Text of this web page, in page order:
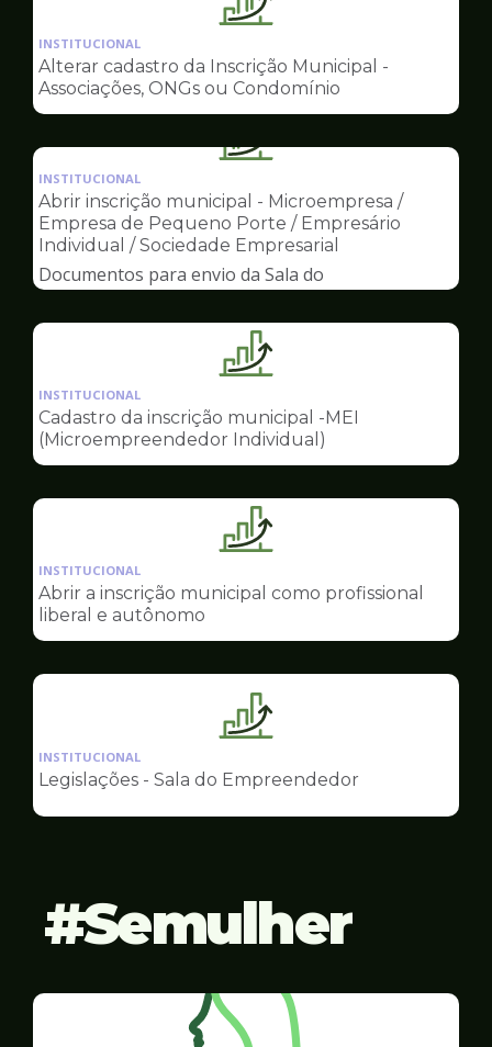
Ilustração
pagina
de
Sala
Empreendedor
INSTITUCIONAL
Alterar cadastro da Inscrição Municipal -
Associações, ONGs ou Condomínio
Ilustração
pagina
de
Sala
do
Empreendedor
INSTITUCIONAL
Abrir inscrição municipal - Microempresa /
Empresa de Pequeno Porte / Empresário
Individual / Sociedade Empresarial
Documentos para envio da Sala do
Ilustração
pagina
de
Sala
Empreendedor
INSTITUCIONAL
Cadastro da inscrição municipal -MEI
(Microempreendedor Individual)
Ilustração
pagina
Sala
INSTITUCIONAL
Abrir a inscrição municipal como profissional
liberal e autônomo
Ilustração
pagina
Sala
INSTITUCIONAL
Legislações - Sala do Empreendedor
Semulher